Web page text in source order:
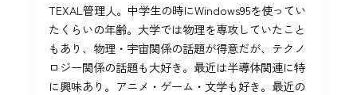
TEXAL管理人。中学生の時にWindows95を使ってい
たくらいの年齢。大学では物理を専攻していたこと
もあり、物理・宇宙関係の話題が得意だが、テクノ
ロジー関係の話題も大好き。最近は半導体関連に特
に興味あり。アニメ・ゲーム・文学も好き。最近の